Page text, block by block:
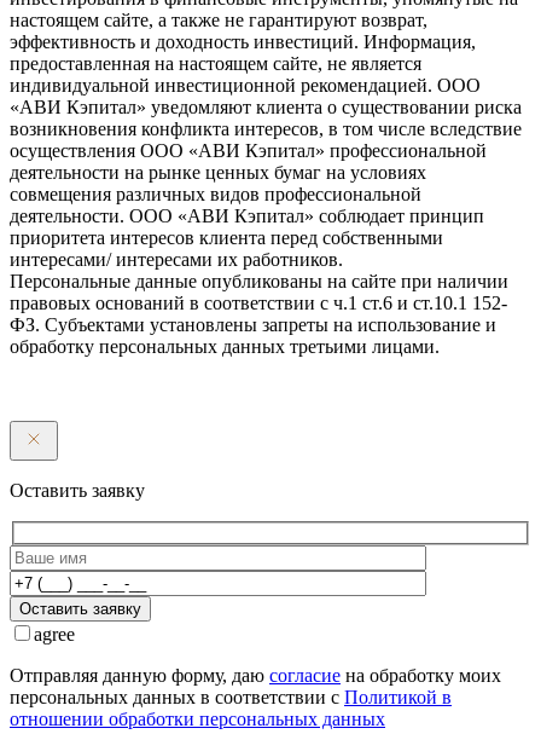
настоящем сайте, а также не гарантируют возврат,
эффективность и доходность инвестиций. Информация,
предоставленная на настоящем сайте, не является
индивидуальной инвестиционной рекомендацией. ООО
«АВИ Кэпитал» уведомляют клиента о существовании риска
возникновения конфликта интересов, в том числе вследствие
осуществления ООО «АВИ Кэпитал» профессиональной
деятельности на рынке ценных бумаг на условиях
совмещения различных видов профессиональной
деятельности. ООО «АВИ Кэпитал» соблюдает принцип
приоритета интересов клиента перед собственными
интересами/ интересами их работников.
Персональные данные опубликованы на сайте при наличии
правовых оснований в соответствии с ч.1 ст.6 и ст.10.1 152-
ФЗ. Субъектами установлены запреты на использование и
обработку персональных данных третьими лицами.
Оставить заявку
Оставить заявку
agree
Отправляя данную форму, даю согласие на обработку моих
персональных данных в соответствии с Политикой в
отношении обработки персональных данных